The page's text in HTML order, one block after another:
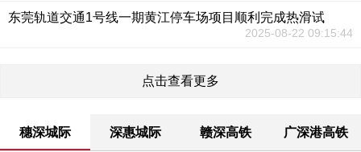
东莞轨道交通1号线一期黄江停车场项目顺利完成热滑试
2025-08-22 09:15:44
点击查看更多
穗深城际 深惠城际 赣深高铁 广深港高铁